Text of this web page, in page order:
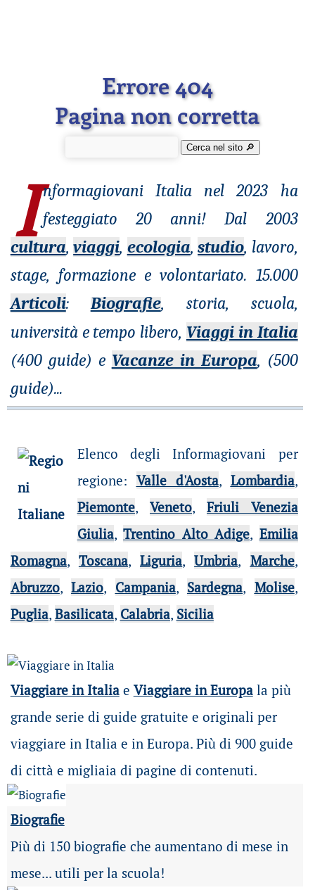
Errore 404
Pagina non corretta
Cerca nel sito 🔎︎
I nformagiovaniItalia nel 2023 ha
festeggiato 20 anni! Dal 2003
cultura,viaggi, ecologia,studio, lavoro,
stage, formazione e volontariato. 15.000
Articoli: Biografie, storia, scuola,
università e tempo libero, Viaggi in Italia
(400 guide) e Vacanze in Europa, (500
guide)...
Elenco degli Informagiovani per
regione: Valle d'Aosta, Lombardia,
Piemonte, Veneto,Friuli Venezia
Giulia,Trentino Alto Adige, Emilia
Romagna, Toscana,Liguria,Umbria, Marche,
Abruzzo,Lazio, Campania, Sardegna, Molise,
Puglia, Basilicata, Calabria, Sicilia
Viaggiare in Italiae Viaggiare in Europala più
grande serie di guide gratuite e originali per
viaggiare in Italia e in Europa. Più di 900 guide
di città e migliaia di pagine di contenuti.
Biografie
Più di 150 biografie che aumentano di mese in
mese... utili per la scuola!